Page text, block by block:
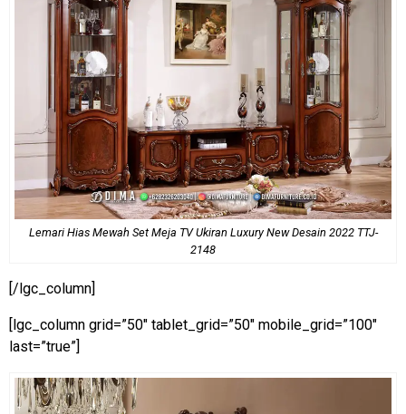
Lemari Hias Mewah Set Meja TV Ukiran Luxury New Desain 2022 TTJ-
2148
[/lgc_column]
[lgc_column grid=”50″ tablet_grid=”50″ mobile_grid=”100″
last=”true”]